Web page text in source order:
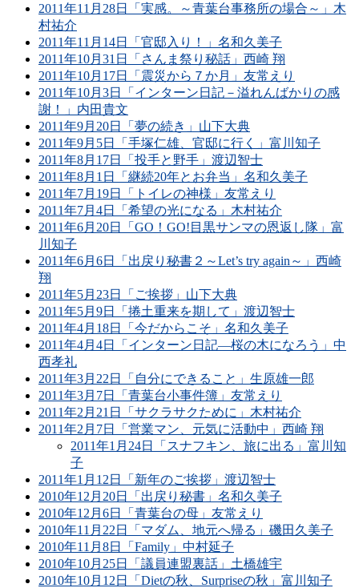
2011年11月28日「実感。～青葉台事務所の場合～」木
村祐介
2011年11月14日「官邸入り！」名和久美子
2011年10月31日「さんま祭り秘話」西崎 翔
2011年10月17日「震災から７か月」友常えり
2011年10月3日「インターン日記－溢れんばかりの感
謝！」内田貴文
2011年9月20日「夢の続き」山下大典
2011年9月5日「手塚仁雄、官邸に行く」富川知子
2011年8月17日「投手と野手」渡辺智士
2011年8月1日「継続20年とお弁当」名和久美子
2011年7月19日「トイレの神様」友常えり
2011年7月4日「希望の光になる」木村祐介
2011年6月20日「GO！GO!目黒サンマの恩返し隊」富
川知子
2011年6月6日「出戻り秘書２～Let’s try again～」西崎
翔
2011年5月23日「ご挨拶」山下大典
2011年5月9日「捲土重来を期して」渡辺智士
2011年4月18日「今だからこそ」名和久美子
2011年4月4日「インターン日記―桜の木になろう」中
西孝礼
2011年3月22日「自分にできること」生原雄一郎
2011年3月7日「青葉台小事件簿」友常えり
2011年2月21日「サクラサクために」木村祐介
2011年2月7日「営業マン、元気に活動中」西崎 翔
2011年1月24日「スナフキン、旅に出る」富川知
子
2011年1月12日「新年のご挨拶」渡辺智士
2010年12月20日「出戻り秘書」名和久美子
2010年12月6日「青葉台の母」友常えり
2010年11月22日「マダム、地元へ帰る」磯田久美子
2010年11月8日「Family」中村延子
2010年10月25日「議員連盟裏話」土橋雄宇
2010年10月12日「Dietの秋、Surpriseの秋」富川知子